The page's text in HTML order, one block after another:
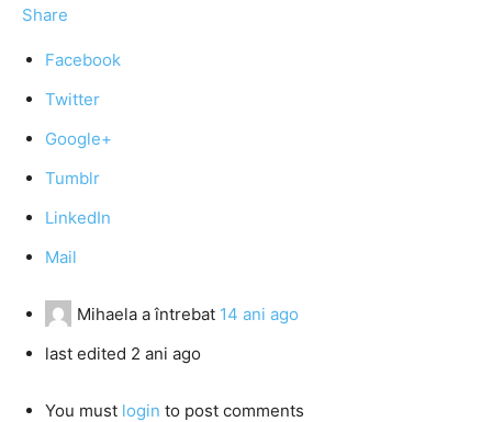
Share
Facebook
Twitter
Google+
Tumblr
LinkedIn
Mail
Mihaela a întrebat 14 ani ago
last edited 2 ani ago
You must login to post comments